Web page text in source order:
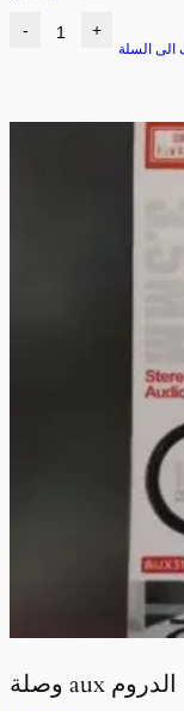
- +
السلة
وصلة aux الدروم